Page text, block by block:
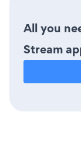
All you
Stream